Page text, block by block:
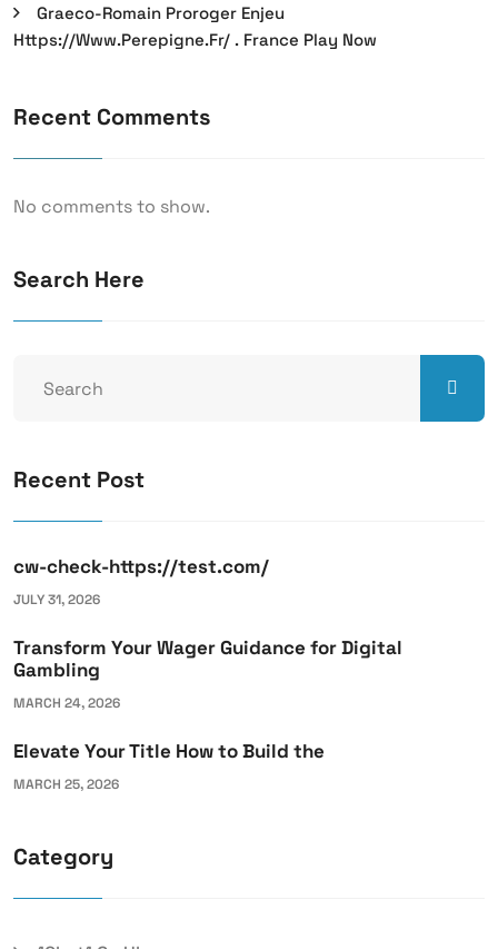
Graeco-Romain Proroger Enjeu
Https://www.perepigne.fr/ . France Play Now
Recent Comments
No comments to show.
Search Here
Recent Post
cw-check-https://test.com/
JULY 31, 2026
Transform Your Wager Guidance for Digital
Gambling
MARCH 24, 2026
Elevate Your Title How to Build the
MARCH 25, 2026
Category